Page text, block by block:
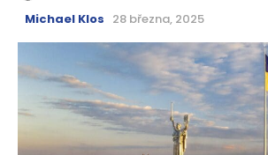
Michael Klos 28 března, 2025